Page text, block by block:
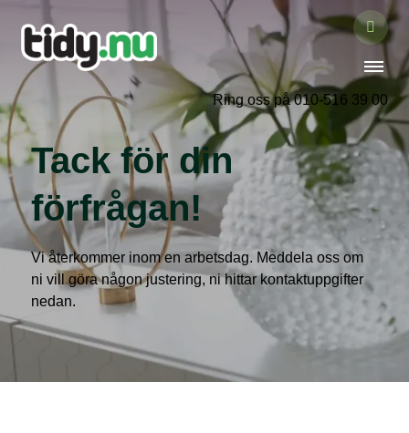
Ring oss på 010-516 39 00
Tack för din
förfrågan!
Vi återkommer inom en arbetsdag. Meddela oss om
ni vill göra någon justering, ni hittar kontaktuppgifter
nedan.